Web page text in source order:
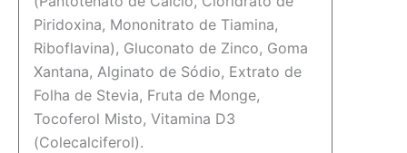
Piridoxina, Mononitrato de Tiamina,
Riboflavina), Gluconato de Zinco, Goma
Xantana, Alginato de Sódio, Extrato de
Folha de Stevia, Fruta de Monge,
Tocoferol Misto, Vitamina D3
(Colecalciferol).